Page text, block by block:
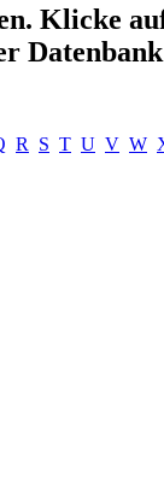
Klicke
R S T U V W